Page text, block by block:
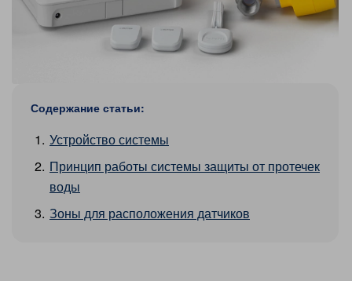
Содержание статьи:
Устройство системы
Принцип работы системы защиты от протечек
воды
Зоны для расположения датчиков